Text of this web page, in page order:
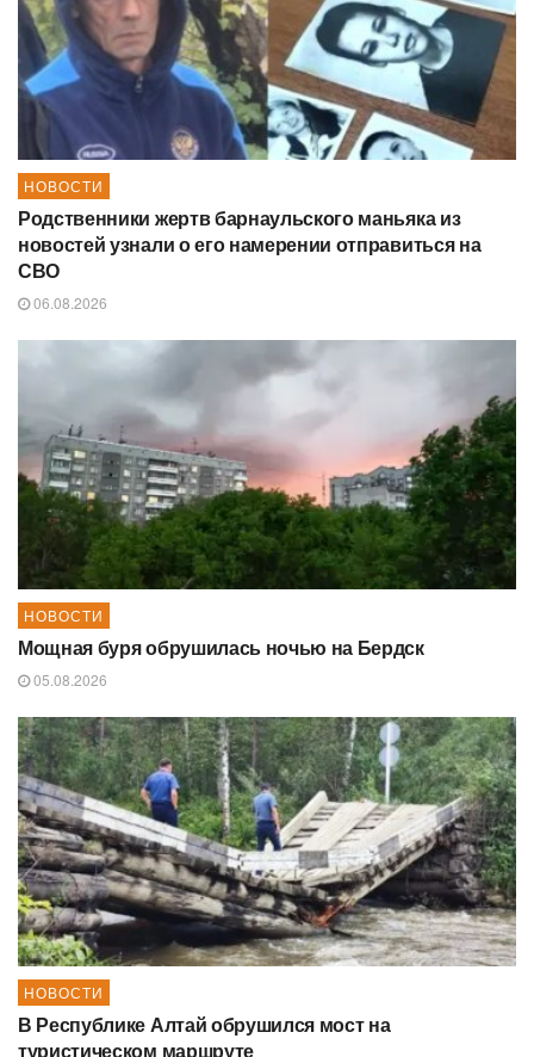
НОВОСТИ
Родственники жертв барнаульского маньяка из
новостей узнали о его намерении отправиться на
СВО
06.08.2026
НОВОСТИ
Мощная буря обрушилась ночью на Бердск
05.08.2026
НОВОСТИ
В Республике Алтай обрушился мост на
туристическом маршруте